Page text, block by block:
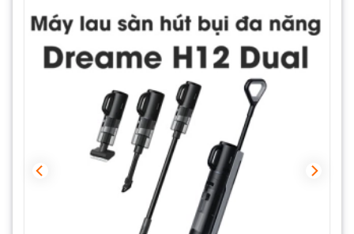
Ở chế độ là máy hút bụi cầm tay, Dreame M12có 2 mức
lực hút lần lượt là12000 Pa và 8000 Pa
Kế thừa khả năng làm sạch tuyệt vời của Dreame H12, M12
vẫn tập trung khai thác và nâng cao khả năng làm sạch với
thiết kế “cuộn lăn tràn viền”. Thiết kế này giúp
nhanh chóng và dễ dàng xử lý các vết bẩn và bụi trên sàn
một cách nhanh chóng, đơn giản. Thiết kế mới giúp thiết bị
đánh sạch bụi bẩn ở góc phòng, chân tường…v.v đây là điểm
mạnh của dòng H series đã ra mắt trước đây.